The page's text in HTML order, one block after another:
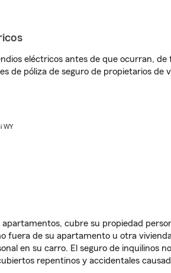
eléctricos antes de que ocurran, de
de póliza de seguro de propietarios de
WY
cubre su propiedad
fuera de su apartamento u otra
en su carro. El seguro de inquilinos
repentinos y accidentales